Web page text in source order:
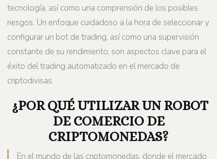
tecnología, así como una comprensión de los posibles
riesgos. Un enfoque cuidadoso a la hora de seleccionar y
configurar un bot de trading, así como una supervisión
constante de su rendimiento, son aspectos clave para el
éxito del trading automatizado en el mercado de
criptodivisas.
¿POR QUÉ UTILIZAR UN ROBOT
DE COMERCIO DE
CRIPTOMONEDAS?
En el mundo de las criptomonedas, donde el mercado